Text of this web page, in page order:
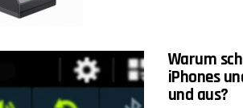
Warum
iPhones
und aus?